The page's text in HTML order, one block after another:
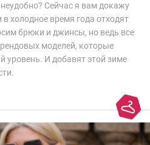
Сейчас я вам докажу
холодное время года отходят
брюки и джинсы, но ведь все
моделей, которые
уровень. И добавят этой зиме